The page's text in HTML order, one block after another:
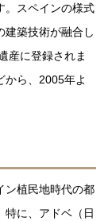
。スペインの様式
建築技術が融合し
産に登録されま
から、2005年よ
ン植民地時代の都
特に、アドベ（日